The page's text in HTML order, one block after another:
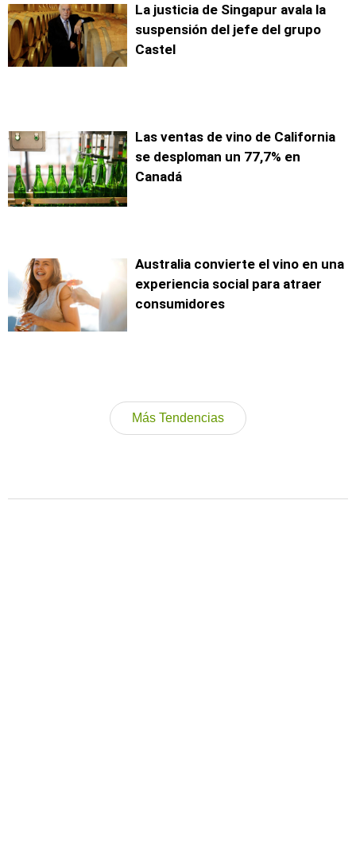
La justicia de Singapur avala la
suspensión del jefe del grupo
Castel
Las ventas de vino de California
se desploman un 77,7% en
Canadá
Australia convierte el vino en una
experiencia social para atraer
consumidores
Más Tendencias